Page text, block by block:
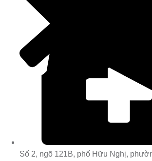
Số 2, ngõ 121B, phố Hữu Nghị,